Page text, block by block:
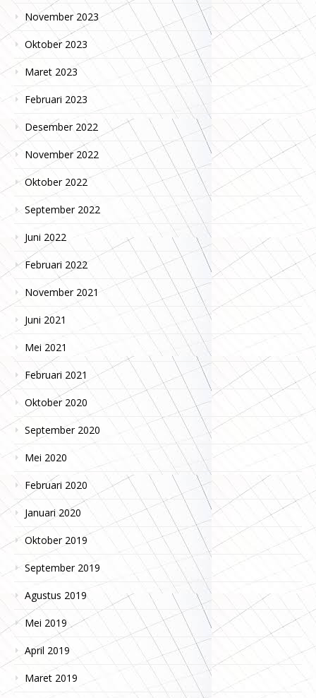
November 2023
Oktober 2023
Maret 2023
Februari 2023
Desember 2022
November 2022
Oktober 2022
September 2022
Juni 2022
Februari 2022
November 2021
Juni 2021
Mei 2021
Februari 2021
Oktober 2020
September 2020
Mei 2020
Februari 2020
Januari 2020
Oktober 2019
September 2019
Agustus 2019
Mei 2019
April 2019
Maret 2019